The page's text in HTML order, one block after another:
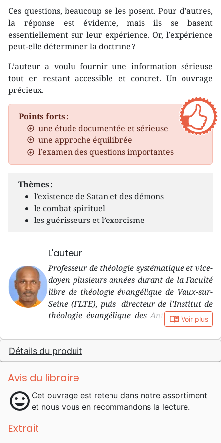
Ces questions, beaucoup se les posent. Pour d’autres,
la réponse est évidente, mais ils se basent
essentiellement sur leur expérience. Or, l’expérience
peut-elle déterminer la doctrine ?
L’auteur a voulu fournir une information sérieuse
tout en restant accessible et concret. Un ouvrage
précieux.
Points forts :
une étude documentée et sérieuse
une approche équilibrée
l’examen des questions importantes
Thèmes :
l’existence de Satan et des démons
le combat spirituel
les guérisseurs et l’exorcisme
L'auteur
Professeur de théologie systématique et vice-
doyen plusieurs années durant de la Faculté
libre de théologie évangélique de Vaux-sur-
Seine (FLTE), puis directeur de l’Institut de
théologie évangélique des Antilles et de la
Guyane, pasteur et conférencier, Alain Nisus
est né à Pointe-à-Pitre (Guadeloupe, 1967). Il
a suivi un cursus de formation riche: études
de mathématiques, maîtrise en théologie à la
faculté libre de théologie évangélique,
de Paris, licence en philosophie à l’université
de Paris VII. Il a également été pasteur une
book_open Voir plus
Détails du produit
Avis du libraire
mood Cet ouvrage est retenu dans notre assortiment
et nous vous en recommandons la lecture.
Extrait